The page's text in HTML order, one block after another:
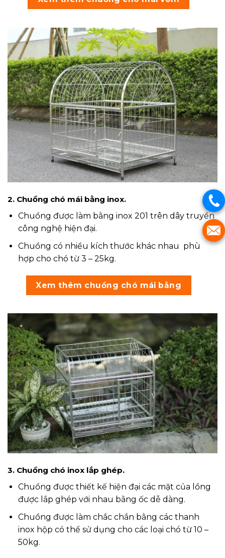
2. Chuồng chó mái bằng inox.
Chuồng được làm bằng inox 201 trên dây truyền
công nghệ hiện đại.
Chuồng có nhiều kích thước khác nhau phù
hợp cho chó từ 3 – 25kg.
Xem thêm chuồng chó mái bằng
3. Chuồng chó inox lắp ghép.
Chuồng được thiết kế hiện đại các mặt của lồng
được lắp ghép với nhau bằng ốc dễ dàng.
Chuồng được làm chắc chắn bằng các thanh
inox hộp có thể sử dụng cho các loại chó từ 10 –
50kg.